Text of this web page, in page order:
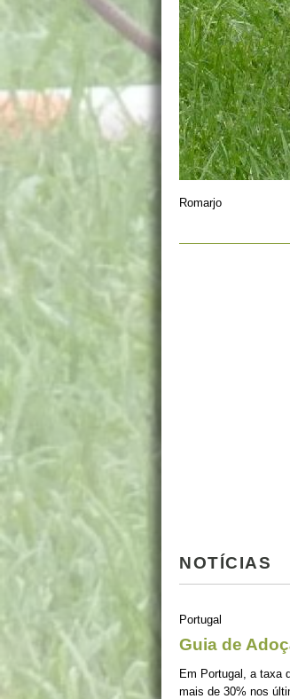
Romarjo
NOTÍCIAS
Portugal
Guia de
Em Portugal, a taxa
mais de 30% nos